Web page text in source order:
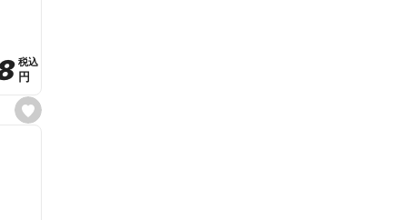
e
s
e
税込
税込
円
円